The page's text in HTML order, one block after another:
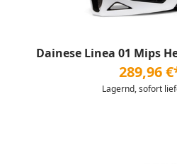
Dainese Linea 01 Mips
289,96
Lagernd, sofort